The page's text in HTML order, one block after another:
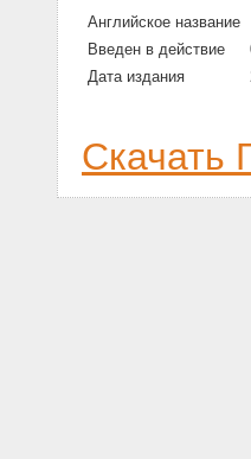
Английское название
Введен в действие
Дата издания
Скачать